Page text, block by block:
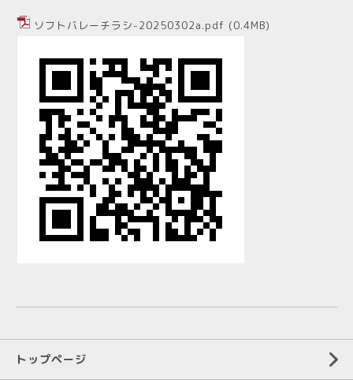
ソフトバレーチラシ-20250302a.pdf (0.4MB)
トップページ